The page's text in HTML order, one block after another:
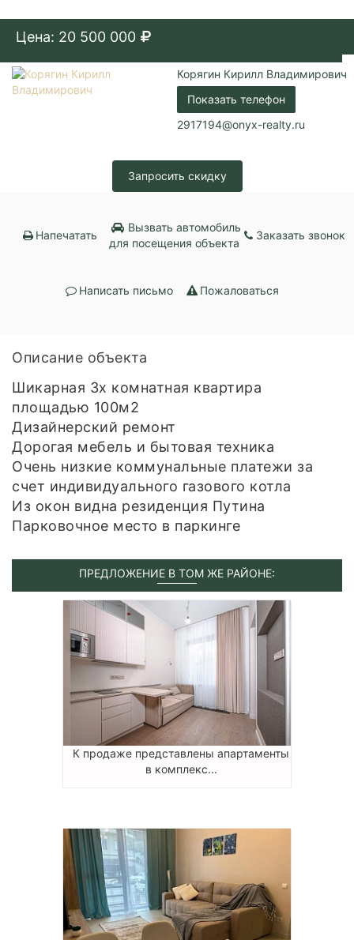
Цена: 20 500 000
Корягин Кирилл Владимирович
Показать телефон
2917194@onyx-realty.ru
Запросить скидку
Напечатать
Вызвать автомобиль
для посещения объекта
Заказать звонок
Написать письмо Пожаловаться
Описание объекта
Шикарная 3х комнатная квартира
площадью 100м2
Дизайнерский ремонт
Дорогая мебель и бытовая техника
Очень низкие коммунальные платежи за
счет индивидуального газового котла
Из окон видна резиденция Путина
Парковочное место в паркинге
ПРЕДЛОЖЕНИЕ В ТОМ ЖЕ РАЙОНЕ:
К продаже представлены апартаменты
в комплекс...